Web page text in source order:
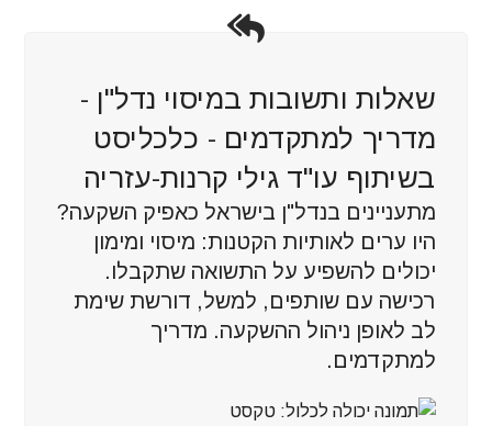
שאלות ותשובות במיסוי נדל"ן -
מדריך למתקדמים - כלכליסט
בשיתוף עו"ד גילי קרנות-עזריה
מתעניינים בנדל"ן בישראל כאפיק השקעה?
היו ערים לאותיות הקטנות: מיסוי ומימון
יכולים להשפיע על התשואה שתקבלו.
רכישה עם שותפים, למשל, דורשת שימת
לב לאופן ניהול ההשקעה. מדריך
למתקדמים.